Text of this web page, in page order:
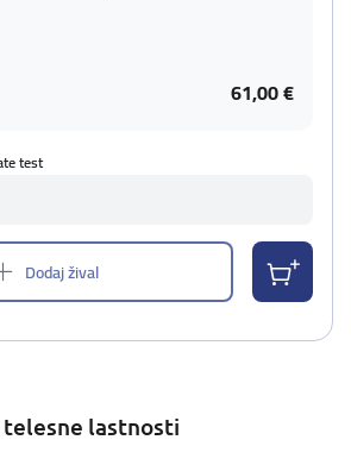
61,00 €
test
Dodaj žival
telesne lastnosti